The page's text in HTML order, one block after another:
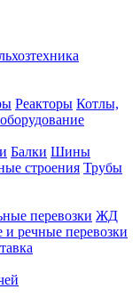
Реакторы Котлы,
Балки Шины
строения Трубы
перевозки ЖД
речные перевозки